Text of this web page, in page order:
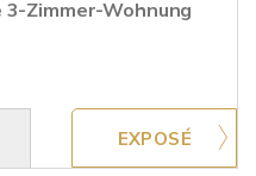
Zimmer-Wohnung